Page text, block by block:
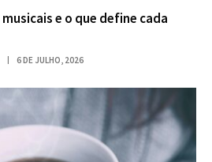
e o que define cada
6 DE JULHO, 2026